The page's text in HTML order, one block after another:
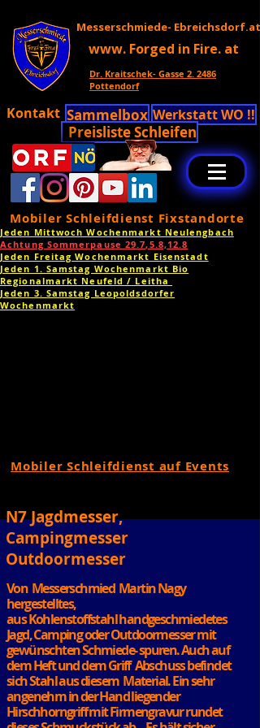
Messerschmiede- Ebreichsdorf.at
www. Forged in Fire. at
Dr. Kraitschek- Gasse 2. 2486
Pottendorf
Kontakt Sammelbox Werkstatt WO !!
Preisliste Schleifen
Mobiler Schleifdienst Fixstandorte
Jeden Mittwoch Wochenmarkt Neulengbach
Achtung Sommerpause 29.7,5.8,12.8
Jeden Freitag Wochenmarkt Eisenstadt
Jeden 1. Samstag Wochenmarkt Bio
Regionalmarkt Neufeld / Leitha
Jeden 3. Samstag Leopoldsdorfer
Wochenmarkt
Mobiler Schleifdienst auf Events
N7 Jagdmesser,
Campingmesser
Outdoormesser
Von Messerschmied Martin Nagy
hergestelltes,
aus Kohlenstoffstahl handgeschmiedetes
Jagd, Camping oder Outdoormesser mit
gewünschten Schmiede- spuren. Auch auf
dem Heft und dem Griff Abschuss befindet
sich Stahl aus diesem Material. Ein sehr
angenehm in der Hand liegender
Hirschhorngriff mit Firmengravur rundet